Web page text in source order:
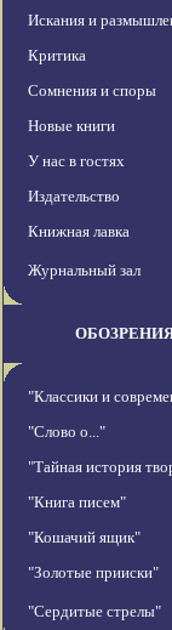
Искания и
Критика
Сомнения и споры
Новые книги
У нас в гостях
Издательство
Книжная лавка
Журнальный зал
"Классики и
"Слово о..."
"Тайная история
"Книга писем"
"Кошачий ящик"
"Золотые прииски"
"Сердитые стрелы"